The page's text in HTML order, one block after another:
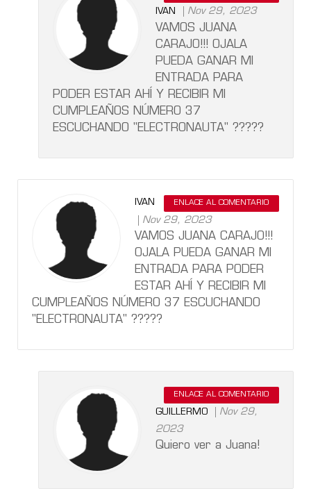
IVAN Nov 29, 2023
VAMOS JUANA
CARAJO!!! OJALA
PUEDA GANAR MI
ENTRADA PARA
PODER ESTAR AHÍ Y RECIBIR MI
CUMPLEAÑOS NÚMERO 37
ESCUCHANDO "ELECTRONAUTA" ?????
ENLACE AL COMENTARIO
IVAN
Nov 29, 2023
VAMOS JUANA CARAJO!!!
OJALA PUEDA GANAR MI
ENTRADA PARA PODER
ESTAR AHÍ Y RECIBIR MI
CUMPLEAÑOS NÚMERO 37 ESCUCHANDO
"ELECTRONAUTA" ?????
ENLACE AL COMENTARIO
GUILLERMO
Nov 29,
2023
Quiero ver a Juana!